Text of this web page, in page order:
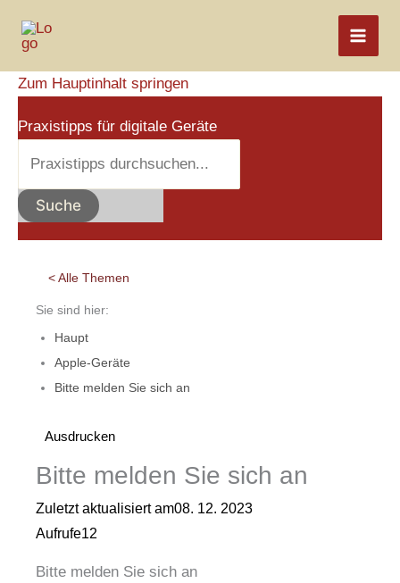
Inhalt
Zum Hauptinhalt springen
Praxistipps für digitale Geräte
Suche
< Alle Themen
Sie sind hier:
Haupt
Apple-Geräte
Bitte melden Sie sich an
Ausdrucken
Bitte melden Sie sich an
Zuletzt aktualisiert am08. 12. 2023
Aufrufe12
Bitte melden Sie sich an